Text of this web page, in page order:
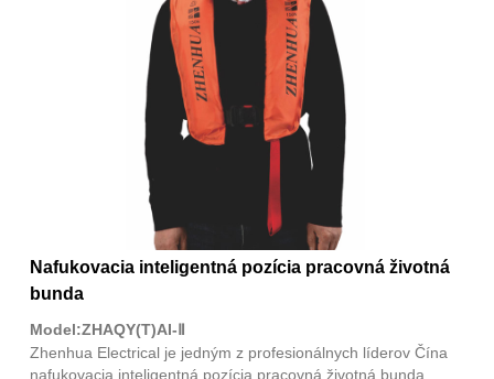
Nafukovacia inteligentná pozícia pracovná životná
bunda
Model:ZHAQY(T)AI-Ⅱ
Zhenhua Electrical je jedným z profesionálnych líderov Čína
nafukovacia inteligentná pozícia pracovná životná bunda